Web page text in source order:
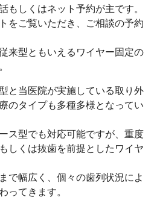
もしくはネット予約が主です。
をご覧いただき、ご相談の予約
来型ともいえるワイヤー固定の
と当医院が実施している取り外
のタイプも多種多様となってい
ス型でも対応可能ですが、重度
しくは抜歯を前提としたワイヤ
で幅広く、個々の歯列状況によ
ってきます。